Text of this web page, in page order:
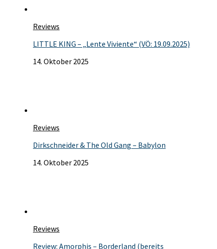
Reviews
LITTLE KING – „Lente Viviente“ (VÖ: 19.09.2025)
14. Oktober 2025
Reviews
Dirkschneider & The Old Gang – Babylon
14. Oktober 2025
Reviews
Review: Amorphis – Borderland (bereits